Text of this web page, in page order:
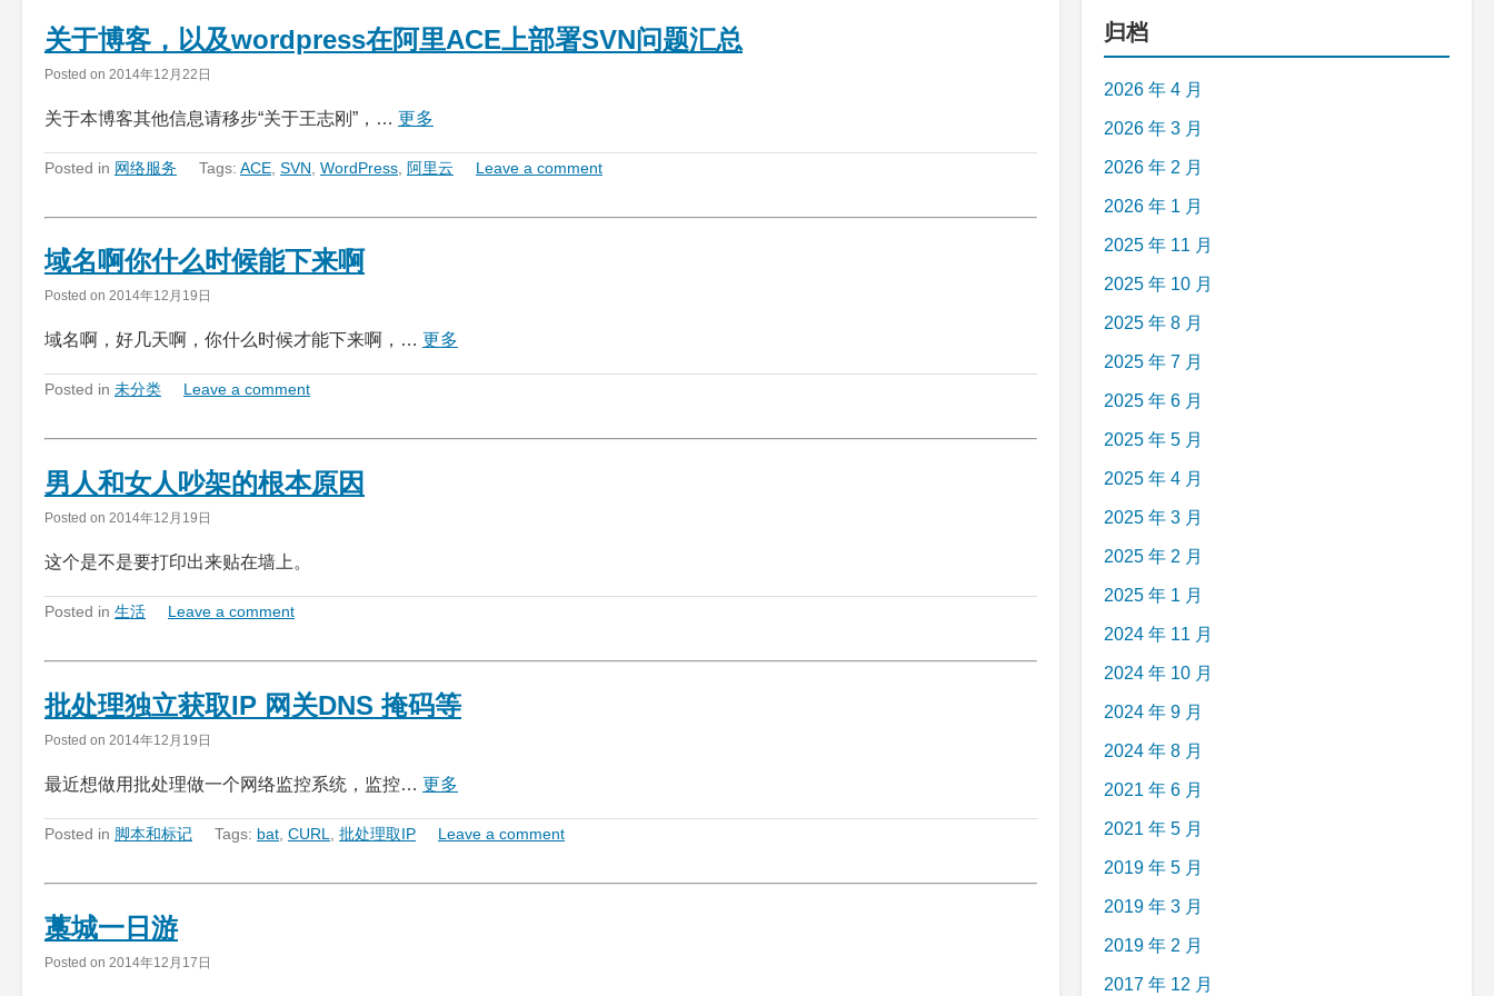
关于博客，以及wordpress在阿里ACE上部署SVN问题汇总
Posted on 2014年12月22日
关于本博客其他信息请移步“关于王志刚”，… 更多
Posted in 网络服务 Tags: ACE SVN WordPress 阿里云 Leave a comment
域名啊你什么时候能下来啊
Posted on 2014年12月19日
域名啊，好几天啊，你什么时候才能下来啊，… 更多
Posted in 未分类 Leave a comment
男人和女人吵架的根本原因
Posted on 2014年12月19日
这个是不是要打印出来贴在墙上。
Posted in 生活 Leave a comment
批处理独立获取IP 网关DNS 掩码等
Posted on 2014年12月19日
最近想做用批处理做一个网络监控系统，监控… 更多
Posted in 脚本和标记 Tags: bat, CURL, 批处理取IP Leave a comment
藁城一日游
Posted on 2014年12月17日
归档
2026 年 4 月
2026 年 3 月
2026 年 2 月
2026 年 1 月
2025 年 11 月
2025 年 10 月
2025 年 8 月
2025 年 7 月
2025 年 6 月
2025 年 5 月
2025 年 4 月
2025 年 3 月
2025 年 2 月
2025 年 1 月
2024 年 11 月
2024 年 10 月
2024 年 9 月
2024 年 8 月
2021 年 6 月
2021 年 5 月
2019 年 5 月
2019 年 3 月
2019 年 2 月
2017 年 12 月